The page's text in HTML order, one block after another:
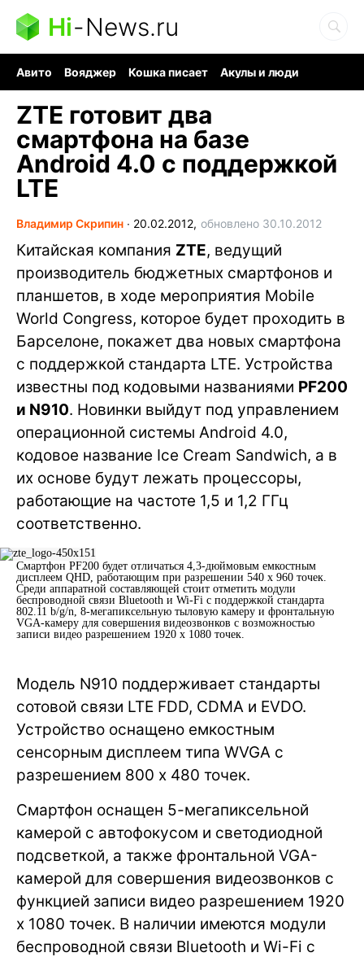
Hi-News.ru
Авито Вояджер Кошка писает
Акулы и люди
ZTE готовит два
смартфона на базе
Android 4.0 с поддержкой
LTE
Владимир Скрипин ∙ 20.02.2012, обновлено 30.10.2012
Китайская компания ZTE, ведущий
производитель бюджетных смартфонов и
планшетов, в ходе мероприятия Mobile
World Congress, которое будет проходить в
Барселоне, покажет два новых смартфона
с поддержкой стандарта LTE. Устройства
известны под кодовыми названиями PF200
и N910. Новинки выйдут под управлением
операционной системы Android 4.0,
кодовое название Ice Cream Sandwich, а в
их основе будут лежать процессоры,
работающие на частоте 1,5 и 1,2 ГГц
соответственно.
Смартфон PF200 будет отличаться 4,3-дюймовым емкостным
дисплеем QHD, работающим при разрешении 540 x 960 точек.
Среди аппаратной составляющей стоит отметить модули
беспроводной связи Bluetooth и Wi-Fi с поддержкой стандарта
802.11 b/g/n, 8-мегапиксельную тыловую камеру и фронтальную
VGA-камеру для совершения видеозвонков с возможностью
записи видео разрешением 1920 х 1080 точек.
Модель N910 поддерживает стандарты
сотовой связи LTE FDD, CDMA и EVDO.
Устройство оснащено емкостным
сенсорным дисплеем типа WVGA с
разрешением 800 x 480 точек.
Смартфон оснащен 5-мегапиксельной
камерой с автофокусом и светодиодной
подсветкой, а также фронтальной VGA-
камерой для совершения видеозвонков с
функцией записи видео разрешением 1920
х 1080 точек. В наличии имеются модули
беспроводной связи Bluetooth и Wi-Fi с